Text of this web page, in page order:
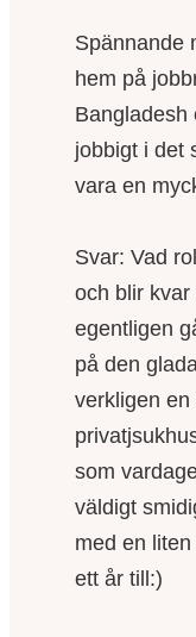
Spännande
hem på
Bangladesh
jobbigt i det
vara en
Svar: Vad
och blir
egentligen
på den
verkligen
som
väldigt
med en
ett år till:)